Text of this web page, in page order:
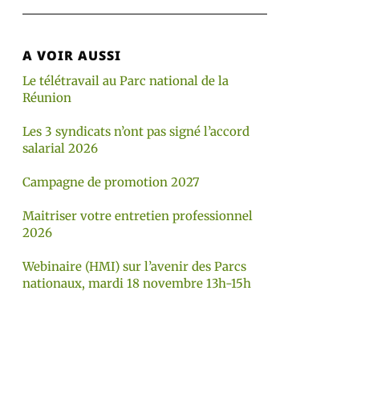
A VOIR AUSSI
Le télétravail au Parc national de la
Réunion
Les 3 syndicats n’ont pas signé l’accord
salarial 2026
Campagne de promotion 2027
Maitriser votre entretien professionnel
2026
Webinaire (HMI) sur l’avenir des Parcs
nationaux, mardi 18 novembre 13h-15h